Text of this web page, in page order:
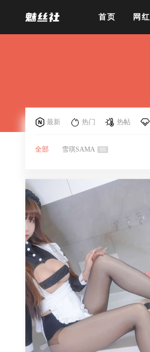
首页 网红
最新 热门 热帖
全部 雪琪SAMA 69